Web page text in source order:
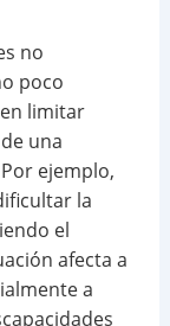
no
poco
limitar
una
ejemplo,
la
el
afecta a
a